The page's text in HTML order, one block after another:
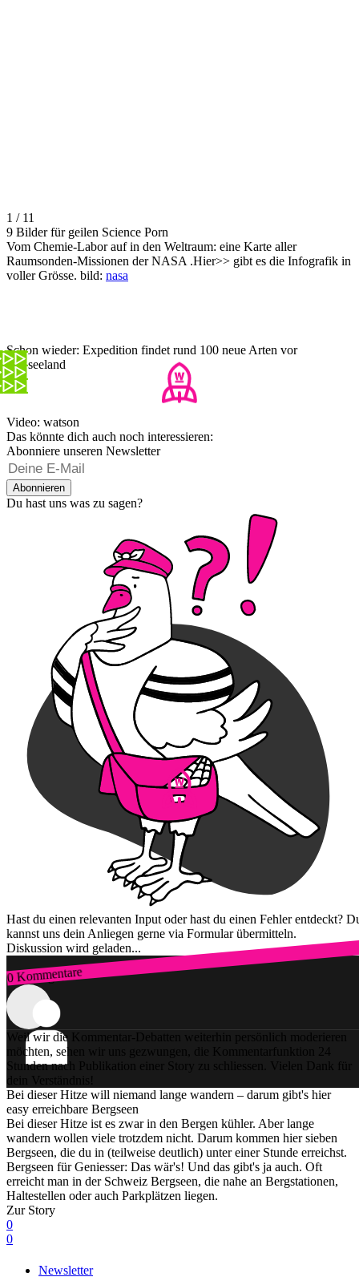
1 / 11
9 Bilder für geilen Science Porn
Vom Chemie-Labor auf in den Weltraum: eine Karte aller
Raumsonden-Missionen der NASA .Hier>> gibt es die Infografik in
voller Grösse. bild: nasa
Schon wieder: Expedition findet rund 100 neue Arten vor
Neuseeland
Video: watson
Das könnte dich auch noch interessieren:
Abonniere unseren Newsletter
Abonnieren
Du hast uns was zu sagen?
Hast du einen relevanten Input oder hast du einen Fehler entdeckt?
kannst uns dein Anliegen gerne via Formular übermitteln.
Diskussion wird geladen...
0 Kommentare
Zum Login
Weil wir die Kommentar-Debatten weiterhin persönlich moderieren
möchten, sehen wir uns gezwungen, die Kommentarfunktion 24
Stunden nach Publikation einer Story zu schliessen. Vielen Dank für
dein Verständnis!
Bei dieser Hitze will niemand lange wandern – darum gibt's hier
easy erreichbare Bergseen
Bei dieser Hitze ist es zwar in den Bergen kühler. Aber lange
wandern wollen viele trotzdem nicht. Darum kommen hier sieben
Bergseen, die du in (teilweise deutlich) unter einer Stunde erreichst.
Bergseen für Geniesser: Das wär's! Und das gibt's ja auch. Oft
erreicht man in der Schweiz Bergseen, die nahe an Bergstationen,
Haltestellen oder auch Parkplätzen liegen.
Zur Story
0
0
Newsletter